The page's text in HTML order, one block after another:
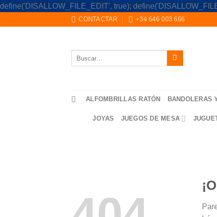
define('DISALLOW_FILE_EDIT', true);
CONTACTAR +34 646 003 666
ALFOMBRILLAS RATÓN BANDOLERAS
JOYAS JUEGOS DE MESA